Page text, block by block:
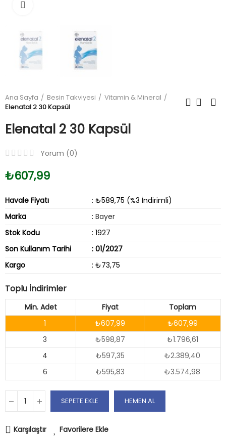
Ana Sayfa Besin Takviyesi
Vitamin & Mineral
Elenatal 2 30 Kapsül
Elenatal 2 30 Kapsül
Yorum (0)
₺607,99
Havale Fiyatı
: ₺589,75 (%3 İndirimli)
Marka
: Bayer
Stok Kodu
: 1927
Son Kullanım Tarihi
: 01/2027
Kargo
: ₺73,75
Toplu İndirimler
Min. Adet Fiyat
Toplam
1
₺607,99
₺607,99
3
₺598,87
₺1.796,61
4
₺597,35
₺2.389,40
6
₺595,83 ₺3.574,98
SEPETE EKLE HEMEN AL
Karşılaştır Favorilere Ekle